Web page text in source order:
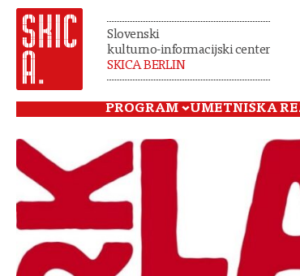
Slovenski
kulturno-informacijski center
SKICA BERLIN
PROGRAM UMETNIŠKA